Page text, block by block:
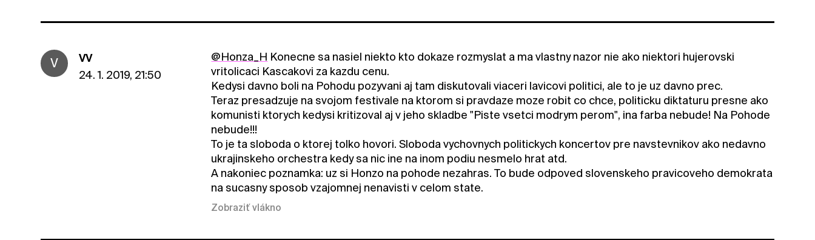
V
VV
24. 1. 2019, 21:50
@Honza_H Konecne sa nasiel niekto kto dokaze rozmyslat a ma vlastny nazor nie ako niektori hujerovski
vritolicaci Kascakovi za kazdu cenu.
Kedysi davno boli na Pohodu pozyvani aj tam diskutovali viaceri lavicovi politici, ale to je uz davno prec.
Teraz presadzuje na svojom festivale na ktorom si pravdaze moze robit co chce, politicku diktaturu presne ako
komunisti ktorych kedysi kritizoval aj v jeho skladbe "Piste vsetci modrym perom", ina farba nebude! Na Pohode
nebude!!!
To je ta sloboda o ktorej tolko hovori. Sloboda vychovnych politickych koncertov pre navstevnikov ako nedavno
ukrajinskeho orchestra kedy sa nic ine na inom podiu nesmelo hrat atd.
A nakoniec poznamka: uz si Honzo na pohode nezahras. To bude odpoved slovenskeho pravicoveho demokrata
na sucasny sposob vzajomnej nenavisti v celom state.
Zobraziť vlákno